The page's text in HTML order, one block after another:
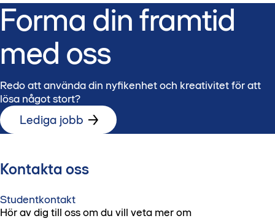
Forma din framtid
med oss
Redo att använda din nyfikenhet och kreativitet för att
lösa något stort?
Lediga jobb
Kontakta oss
Studentkontakt
Hör av dig till oss om du vill veta mer om